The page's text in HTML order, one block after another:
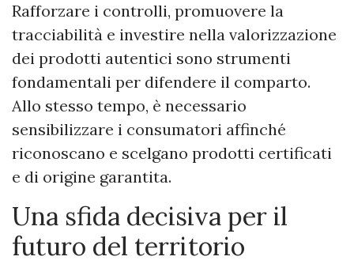
Rafforzare i controlli, promuovere la
tracciabilità e investire nella valorizzazione
dei prodotti autentici sono strumenti
fondamentali per difendere il comparto.
Allo stesso tempo, è necessario
sensibilizzare i consumatori affinché
riconoscano e scelgano prodotti certificati
e di origine garantita.
Una sfida decisiva per il
futuro del territorio